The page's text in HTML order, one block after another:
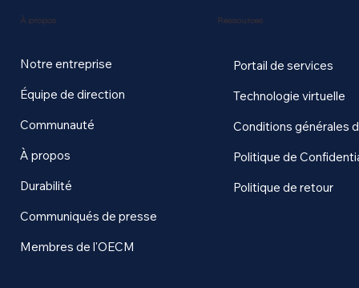
Notre entreprise
Équipe de direction
Communauté
À propos
Durabilité
Communiqués de presse
Membres de l'OECM
Portail de services
Technologie virtuelle
Conditions générales
Politique de
Politique de retour
À propos Ressources